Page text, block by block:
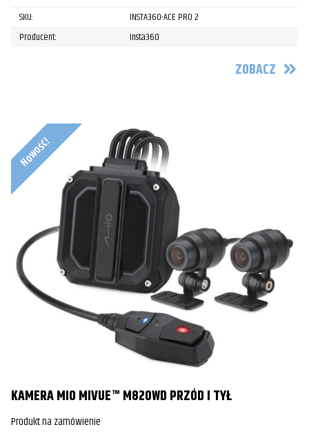
SKU:
INSTA360-ACE PRO 2
Producent:
Insta360
ZOBACZ
Nowość!
KAMERA MIO MIVUE™ M820WD PRZÓD I TYŁ
Produkt na zamówienie